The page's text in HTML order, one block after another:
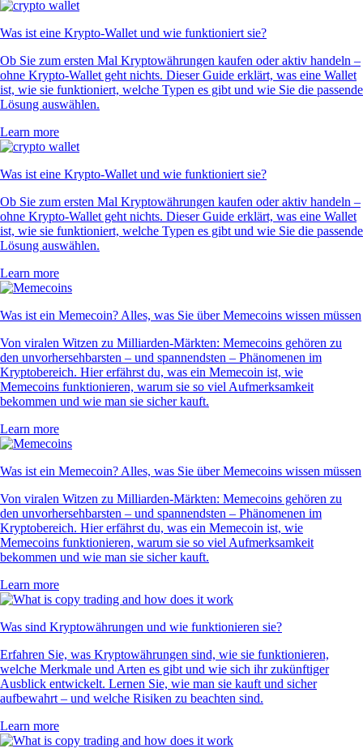
UNI $3.47+0.44%
RVN$0.003089+1.13
XLM
PEPE$0.000002+1.16 %
Das sagen unsere Nutzer
320k Reviews
4.5
660k Reviews